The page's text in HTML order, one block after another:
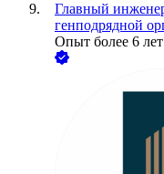
Главный
генподрядной
Опыт более 6 лет